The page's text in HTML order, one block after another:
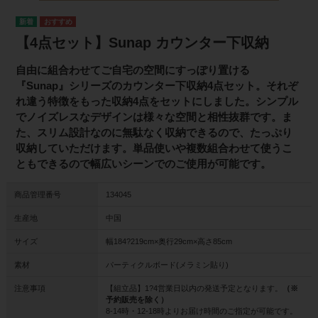
【4点セット】Sunap カウンター下収納
自由に組合わせてご自宅の空間にすっぽり置ける
『Sunap』シリーズのカウンター下収納4点セット。それぞ
れ違う特徴をもった収納4点をセットにしました。シンプル
でノイズレスなデザインは様々な空間と相性抜群です。ま
た、スリム設計なのに無駄なく収納できるので、たっぷり
収納していただけます。単品使いや複数組合わせて使うこ
ともできるので幅広いシーンでのご使用が可能です。
商品管理番号 134045
生産地 中国
サイズ 幅184?219cm×奥行29cm×高さ85cm
素材 パーティクルボード(メラミン貼り)
注意事項 【組立品】1?4営業日以内の発送予定となります。
（※
予約販売を除く）
8-14時・12-18時よりお届け時間のご指定が可能です。